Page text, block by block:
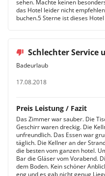
sehen. Machte keinen
das Hotel leider nicht
buchen.5 Sterne ist dieses
Schlechter Service
Badeurlaub
17.08.2018
Preis Leistung / Fazit
Das Zimmer war sauber. Die
Geschirr waren dreckig. Die
unfreundlich. Das Essen war
täglich. Die Kellner an der
die besten vom ganzen hotel.
Bar die Gläser vom Vorabend.
dem Boden. Kein schöner
eng und es gab nicht genug